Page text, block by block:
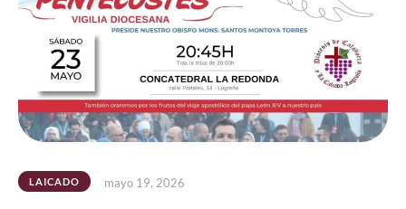
LAICADO mayo 19, 2026